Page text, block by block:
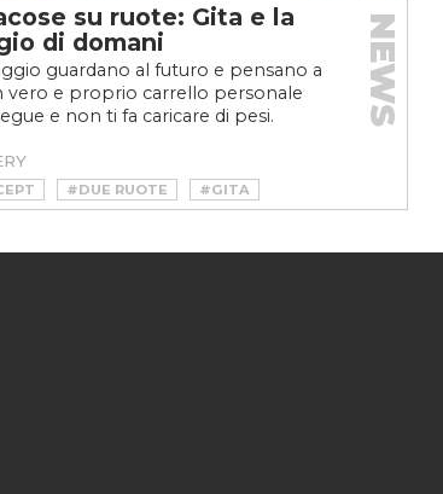
su ruote: Gita e la
di domani
guardano al futuro e pensano a
vero e proprio carrello personale
e non ti fa caricare di pesi.
NEWS
#DUE RUOTE
#GITA
#MIT
#MOTO